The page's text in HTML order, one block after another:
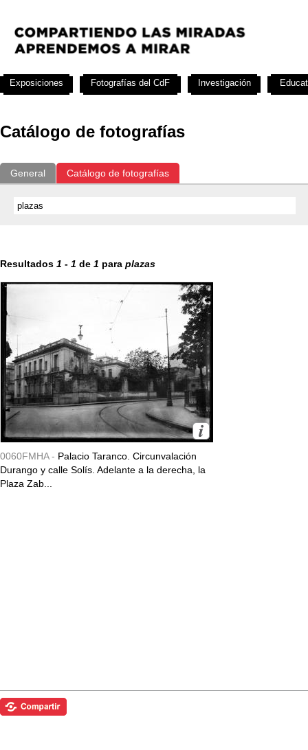
Catálogo de fotografías
General Catálogo de fotografías
Resultados 1 - 1 de 1 para plazas
0060FMHA - Palacio Taranco. Circunvalación
Durango y calle Solís. Adelante a la derecha, la
Plaza Zab...
Exposiciones Fotografías del CdF Investigación